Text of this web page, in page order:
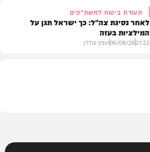
תעודת ביטוח למשת"פים
לאחר נסיגת צה"ל: כך ישראל תגן על
המילציות בעזה
21:22
06/08/26יענקי גולדן